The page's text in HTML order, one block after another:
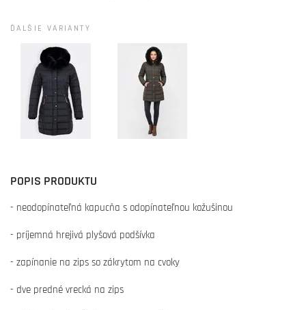
ĎALŠIE VARIANTY
POPIS PRODUKTU
- neodopínateľná kapucňa s odopínateľnou kožušinou
- príjemná hrejivá plyšová podšívka
- zapínanie na zips so zákrytom na cvoky
- dve predné vrecká na zips